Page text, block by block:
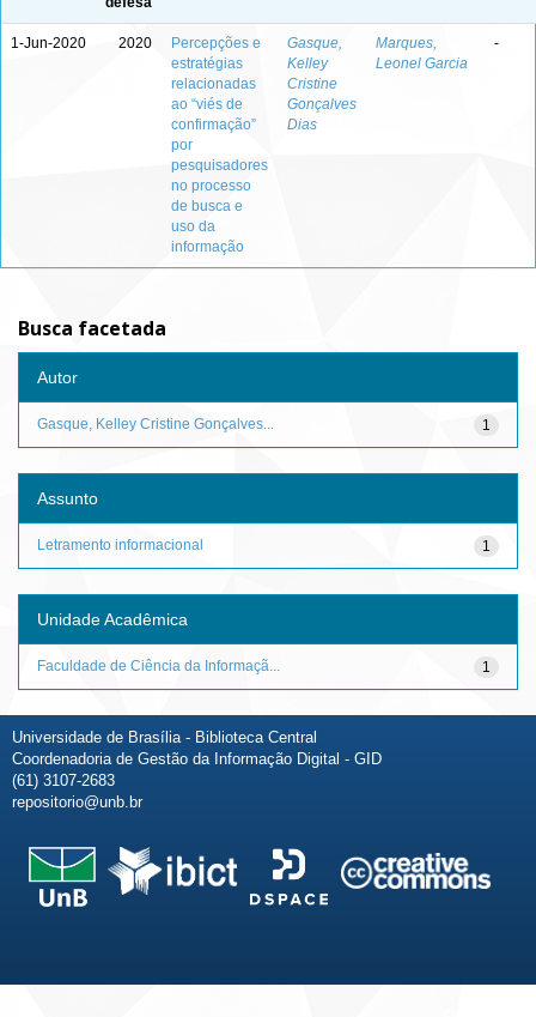
1-Jun-2020 2020
Percepções e
estratégias
relacionadas
ao “viés de
confirmação”
por
pesquisadores
no processo
de busca e
uso da
informação
Gasque,
Kelley
Cristine
Gonçalves
Dias
Marques,
Leonel Garcia
-
Busca facetada
Autor
1
Gasque, Kelley Cristine Gonçalves...
Assunto
1
Letramento informacional
Unidade Acadêmica
1
Faculdade de Ciência da Informaçã...
Universidade de Brasília - Biblioteca Central
Coordenadoria de Gestão da Informação Digital - GID
(61) 3107-2683
repositorio@unb.br